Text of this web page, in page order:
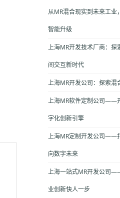
从MR混合现实到未来工业
智能升级
上海MR开发技术厂商：探
间交互新时代
上海MR开发公司：探索
上海MR软件定制公司——
字化创新引擎
上海MR定制开发公司——
向数字未来
上海一站式MR开发公司
业创新快人一步